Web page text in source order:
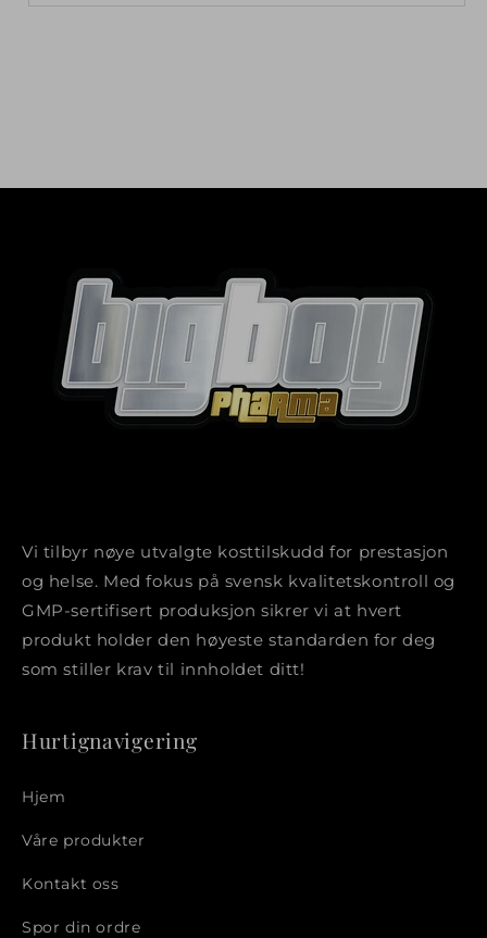
Vi tilbyr nøye utvalgte kosttilskudd for prestasjon
og helse. Med fokus på svensk kvalitetskontroll og
GMP-sertifisert produksjon sikrer vi at hvert
produkt holder den høyeste standarden for deg
som stiller krav til innholdet ditt!
Hurtignavigering
Hjem
Våre produkter
Kontakt oss
Spor din ordre